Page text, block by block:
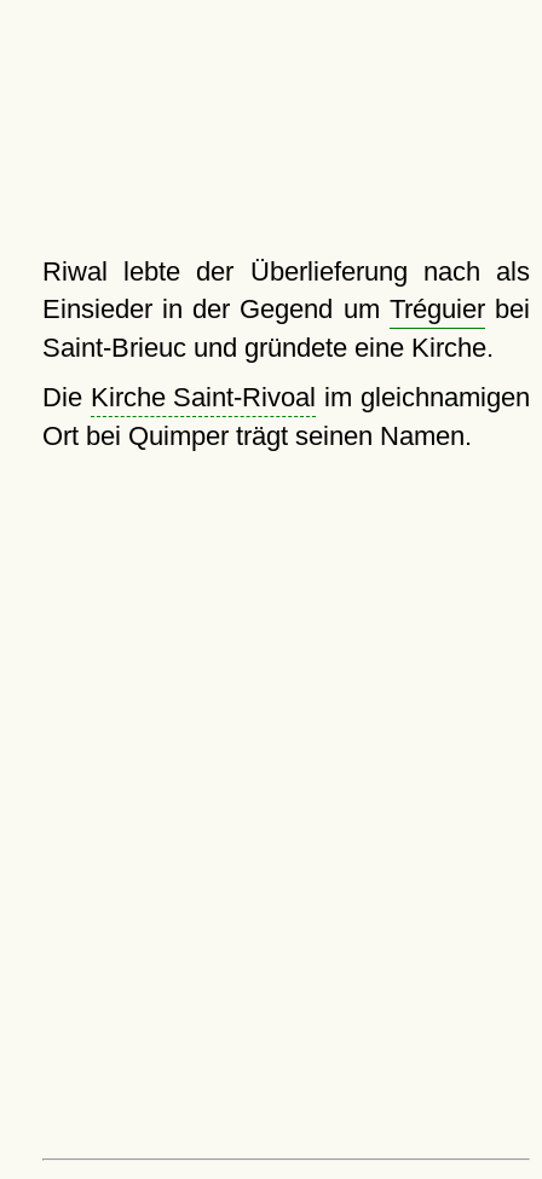
Riwal lebte der Überlieferung nach als
Einsieder in der Gegend um Tréguierbei
Saint-Brieuc und gründete eine Kirche.
Die Kirche Saint-Rivoal im gleichnamigen
Ort bei Quimper trägt seinen Namen.